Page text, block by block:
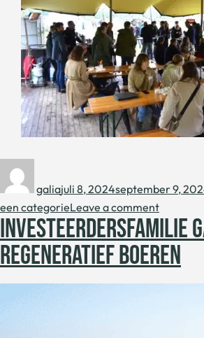
galiajuli 8, 2024september 9,
een categorieLeave a comment
INVESTEERDERSFAMILIE
REGENERATIEF BOEREN